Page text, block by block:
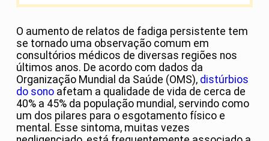
O aumento de relatos de fadiga persistente tem
se tornado uma observação comum em
consultórios médicos de diversas regiões nos
últimos anos. De acordo com dados da
Organização Mundial da Saúde (OMS), distúrbios
do sono afetam a qualidade de vida de cerca de
40% a 45% da população mundial, servindo como
um dos pilares para o esgotamento físico e
mental. Esse sintoma, muitas vezes